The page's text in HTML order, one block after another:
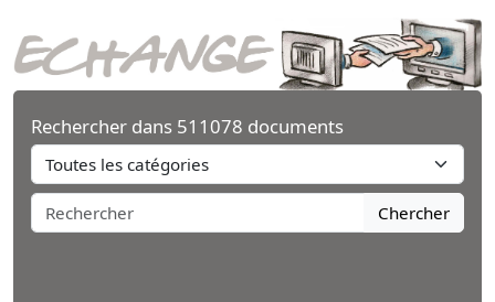
Rechercher dans 511078 documents
Chercher